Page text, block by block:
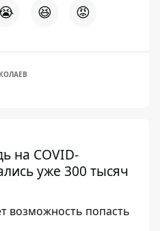
😆 😡
на COVID-
уже 300 тысяч
возможность попасть